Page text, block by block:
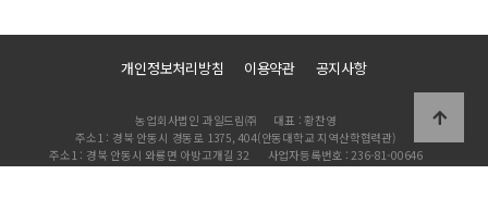
개인정보처리방침 이용약관 공지사항
농업회사법인 과일드림㈜
대표 : 황찬영
주소1 : 경북 안동시 경동로 1375, 404(안동대학교 지역산학협력관)
주소1 : 경북 안동시 와룡면 아방고개길 32
사업자등록번호 : 236-81-00646